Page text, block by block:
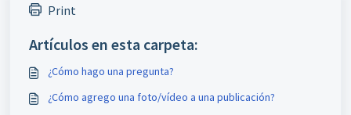
Print
Artículos en esta carpeta:
¿Cómo hago una pregunta?
¿Cómo agrego una foto/vídeo a una publicación?